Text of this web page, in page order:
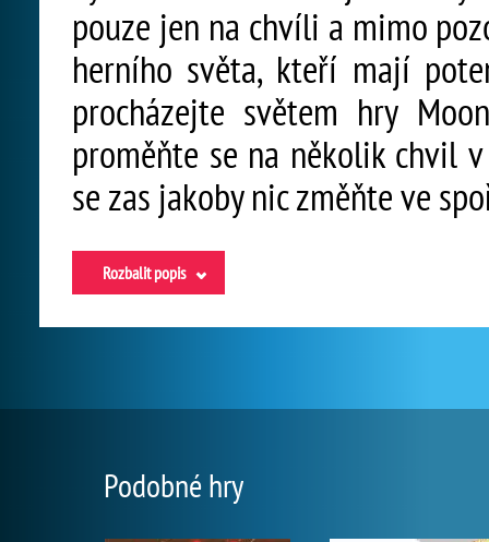
pouze jen na chvíli a mimo
herního světa, kteří mají
procházejte světem hry
proměňte se na několik chvil
se zas jakoby nic změňte ve
Rozbalit popis
Podobné hry